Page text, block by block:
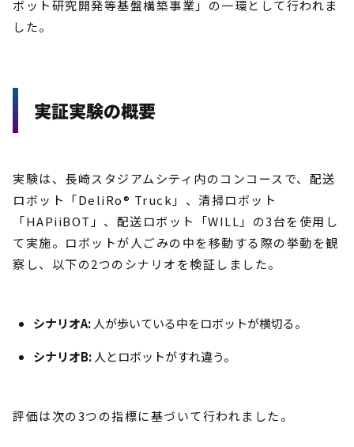
ボット研究開発等基盤構築事業」の一環として行われま
した。
実証実験の概要
実験は、長崎スタジアムシティ内のコンコースで、配送
ロボット「DeliRo® Truck」、清掃ロボット
「HAPiiBOT」、配送ロボット「WILL」の3台を使用し
て実施。ロボットが人ごみの中を移動する際の挙動を観
察し、以下の2つのシナリオを検証しました。
シナリオA: 人が歩いている中をロボットが横切る。
シナリオB: 人とロボットがすれ違う。
評価は次の3つの指標に基づいて行われました。